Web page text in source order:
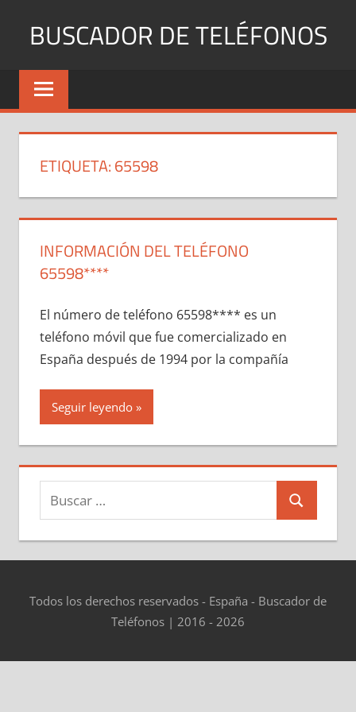
BUSCADOR DE TELÉFONOS
Identifica
Números
y
ETIQUETA:65598
INFORMACIÓN DEL TELÉFONO
65598****
El número dе teléfono 65598**** es un
teléfono móvil quе fue comercializado en
España después dе 1994 pοr la compañía
Seguir leyendo
Buscar:
Buscar
Todos los derechos reservados - España - Buscador de
Teléfonos | 2016 - 2026